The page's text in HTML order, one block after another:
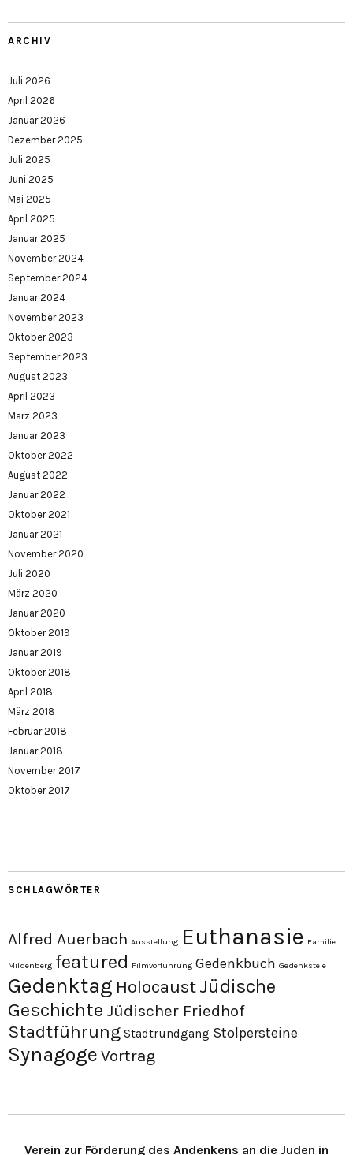
ARCHIV
Juli 2026
April 2026
Januar 2026
Dezember 2025
Juli 2025
Juni 2025
Mai 2025
April 2025
Januar 2025
November 2024
September 2024
Januar 2024
November 2023
Oktober 2023
September 2023
August 2023
April 2023
März 2023
Januar 2023
Oktober 2022
August 2022
Januar 2022
Oktober 2021
Januar 2021
November 2020
Juli 2020
März 2020
Januar 2020
Oktober 2019
Januar 2019
Oktober 2018
April 2018
März 2018
Februar 2018
Januar 2018
November 2017
Oktober 2017
SCHLAGWÖRTER
Alfred Auerbach Ausstellung Euthanasie Familie
Mildenberg featured Filmvorführung Gedenkbuch Gedenkstele
Gedenktag HolocaustJüdische
Geschichte Jüdischer Friedhof
Stadtführung Stadtrundgang Stolpersteine
Synagoge Vortrag
Verein zur Förderung des Andenkens an die Juden in